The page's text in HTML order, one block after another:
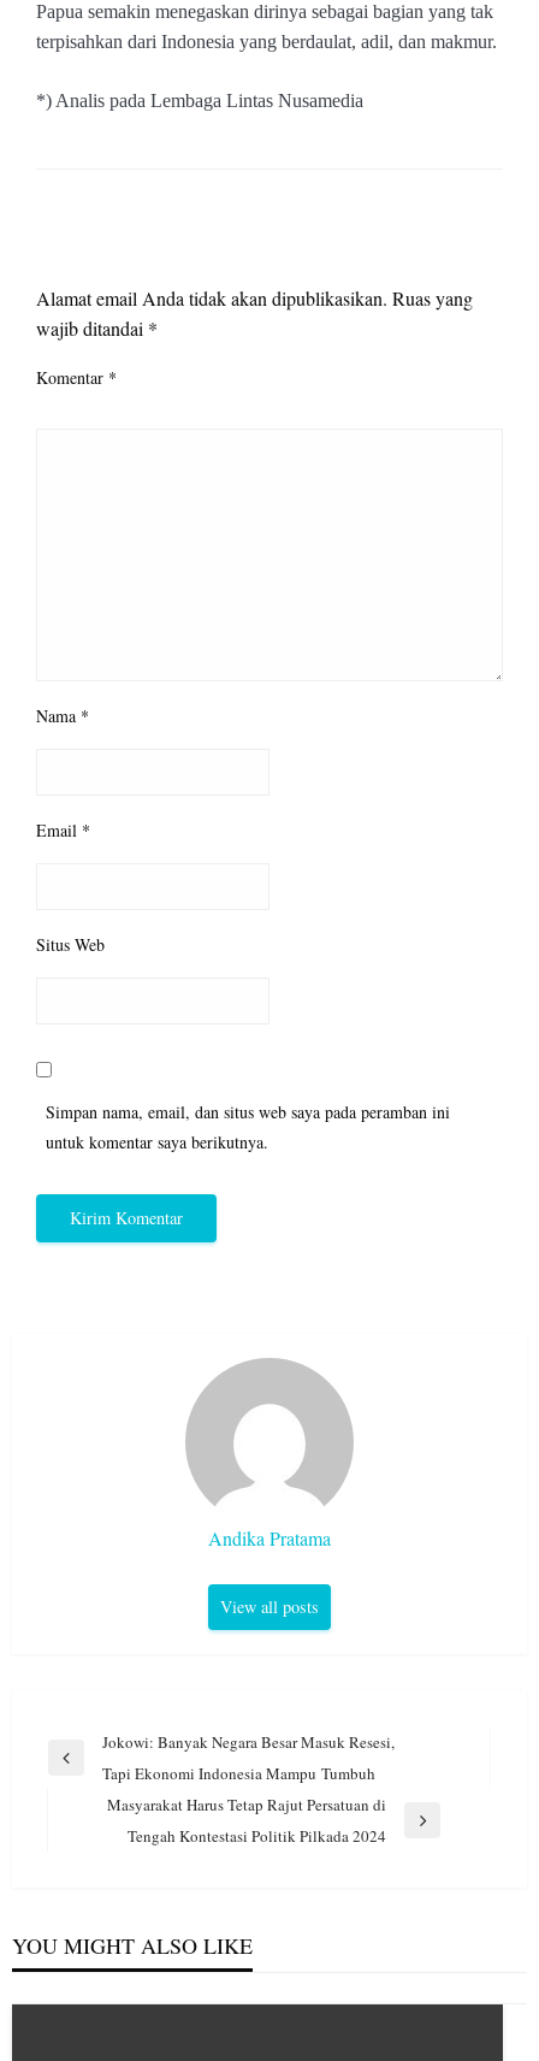
Papua semakin menegaskan dirinya sebagai bagian yang tak
terpisahkan dari Indonesia yang berdaulat, adil, dan makmur.
*) Analis pada Lembaga Lintas Nusamedia
Alamat email Anda tidak akan dipublikasikan. Ruas yang
wajib ditandai *
Komentar *
Nama *
Email *
Situs Web
Simpan nama, email, dan situs web saya pada peramban ini
untuk komentar saya berikutnya.
Andika Pratama
View all posts
Navigasi
Previous
Jokowi: Banyak Negara Besar Masuk Resesi,
Tapi Ekonomi Indonesia Mampu Tumbuh
Masyarakat Harus Tetap Rajut Persatuan di
Tengah Kontestasi Politik Pilkada 2024
YOU MIGHT ALSO LIKE